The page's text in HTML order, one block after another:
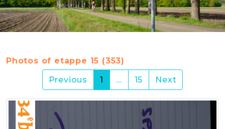
Photos of etappe 15 (353)
Previous
1 (current)
… 15 Next